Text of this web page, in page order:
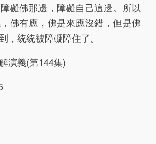
163 164 165
168 169
礙佛那邊，障礙自己這邊。所以
佛有應，佛是來應沒錯，但是佛
，統統被障礙障住了。
義(第144集)